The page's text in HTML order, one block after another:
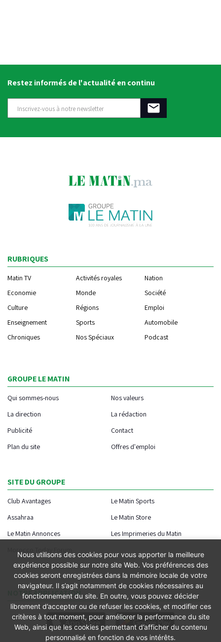
Restez informés de l'actualité en continu
RUBRIQUES
Matin TV Activités royales
Nation
Economie
Monde
Société
Culture
Régions
Emploi
Enseignement
Sports
Automobile
Chroniques
Nos Spéciaux Podcast
GROUPE LE MATIN
Qui sommes-nous
Nos valeurs
La direction
La rédaction
Publicité
Contact
Plan du site
Offres d'emploi
SITE DU GROUPE
Club Avantages
Le Matin Sports
Assahraa
Le Matin Store
Le Matin Annonces
Les Imprimeries du Matin
Morocco Today Forum
NOTRE APPLICATION
Nous utilisons des cookies pour vous apporter la meilleure
expérience possible sur notre site Web. Vos préférences des
cookies seront enregistrées dans la mémoire locale de votre
navigateur. Il s’agit notamment de cookies nécessaires au
fonctionnement du site. En outre, vous pouvez décider
librement d’accepter ou de refuser les cookies, et modifier ces
critères à tout moment, pour améliorer la performance du site
Web, ainsi que les cookies permettant d’afficher du contenu
personnalisé en fonction de vos intérêts.